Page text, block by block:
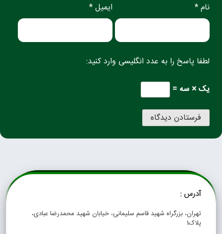
نام * ایمیل *
لطفا پاسخ را به عدد انگلیسی وارد کنید:
یک × سه =
آدرس :
تهران، بزرگراه شهید قاسم سلیمانی، خیابان شهید محمدرضا عبادی،
پلاک1